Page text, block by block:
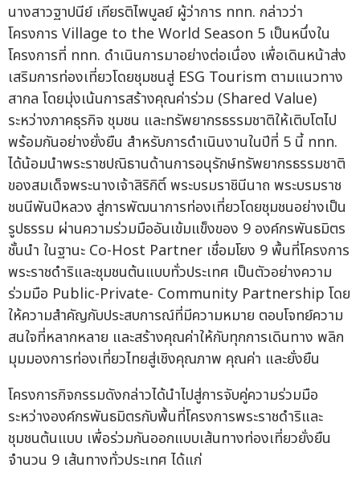
นางสาวฐาปนีย์ เกียรติไพบูลย์ ผู้ว่าการ ททท. กล่าวว่า
โครงการ Village to the World Season 5 เป็นหนึ่งใน
โครงการที่ ททท. ดำเนินการมาอย่างต่อเนื่อง เพื่อเดินหน้าส่ง
เสริมการท่องเที่ยวโดยชุมชนสู่ ESG Tourism ตามแนวทาง
สากล โดยมุ่งเน้นการสร้างคุณค่าร่วม (Shared Value)
ระหว่างภาคธุรกิจ ชุมชน และทรัพยากรธรรมชาติให้เติบโตไป
พร้อมกันอย่างยั่งยืน สำหรับการดำเนินงานในปีที่ 5 นี้ ททท.
ได้น้อมนำพระราชปณิธานด้านการอนุรักษ์ทรัพยากรธรรมชาติ
ของสมเด็จพระนางเจ้าสิริกิติ์ พระบรมราชินีนาถ พระบรมราช
ชนนีพันปีหลวง สู่การพัฒนาการท่องเที่ยวโดยชุมชนอย่างเป็น
รูปธรรม ผ่านความร่วมมืออันเข้มแข็งของ 9 องค์กรพันธมิตร
ชั้นนำ ในฐานะ Co-Host Partner เชื่อมโยง 9 พื้นที่โครงการ
พระราชดำริและชุมชนต้นแบบทั่วประเทศ เป็นตัวอย่างความ
ร่วมมือ Public-Private- Community Partnership โดย
ให้ความสำคัญกับประสบการณ์ที่มีความหมาย ตอบโจทย์ความ
สนใจที่หลากหลาย และสร้างคุณค่าให้กับทุกการเดินทาง พลิก
มุมมองการท่องเที่ยวไทยสู่เชิงคุณภาพ คุณค่า และยั่งยืน
โครงการกิจกรรมดังกล่าวได้นำไปสู่การจับคู่ความร่วมมือ
ระหว่างองค์กรพันธมิตรกับพื้นที่โครงการพระราชดำริและ
ชุมชนต้นแบบ เพื่อร่วมกันออกแบบเส้นทางท่องเที่ยวยั่งยืน
จำนวน 9 เส้นทางทั่วประเทศ ได้แก่